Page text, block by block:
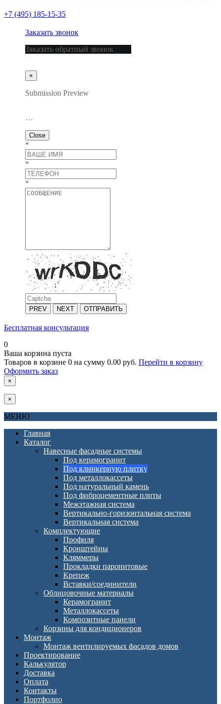
+7 (495) 185-15-35
Заказать звонок
Заказать обратный звонок
×
Submission Preview
…
Close
*
*
*
PREV NEXT ОТПРАВИТЬ
Бесплатная консультация
0
Ваша корзина пуста
Товаров в корзине 0 на сумму 0.00 руб. Перейти в корзину
Оформить заказ
×
×
МЕНЮ
Главная
Каталог
Навесные фасадные системы
Под керамогранит
Под клинкерную плитку
Под металлокассеты
Под натуральный камень
Под фиброцементные плиты
Межэтажная система
Вертикально-горизонтальная система
Вертикальная система
Комплектующие
Профиля
Кронштейны
Кляммеры
Прокладки паронитовые
Крепеж
Вставки/соединители
Облицовочные материалы
Керамогранит
Металлокассеты
Композитные панели
Корзины для кондиционеров
Монтаж
Монтаж вентилируемых фасадов домов
Проектирование
Калькулятор
Доставка
Оплата
Контакты
Портфолио